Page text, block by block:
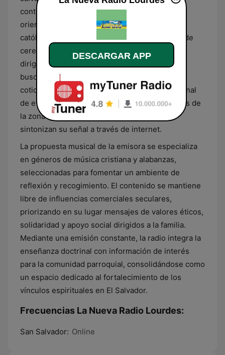
contenidos de carácter religioso y comunitario,
orientados principalmente a la difusión de la fe
católica. Su formato se basa en la transmisión de
ceremonias litúrgicas, momentos de oración
dirigida y espacios de formación espiritual que
buscan acompañar a la audiencia en su vida
cotidiana. La estación se posiciona como un canal
de evangelización y servicio para los habitantes de
la zona de Lourdes, Colón, y para quienes
sintonizan su señal a través de internet.
La propuesta musical de la emisora se especializa
en géneros de música cristiana y alabanzas,
seleccionadas para fomentar un ambiente de
reflexión y recogimiento. El contenido se mantiene
libre de influencias comerciales seculares,
priorizando en su lugar mensajes de valores éticos,
solidaridad y apoyo social dirigidos a la familia.
Mediante una emisión constante, la radio integra la
enseñanza doctrinal con información de interés
para la comunidad parroquial, consolidándose como
un espacio dedicado al fortalecimiento de los
vínculos espirituales en El Salvador.
Frecuencias La Nueva Radio Lourdes:
San Salvador: Online
DESCARGAR APP